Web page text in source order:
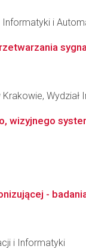
Informatyki i
Wydział
wizyjnego
-
i Informatyki